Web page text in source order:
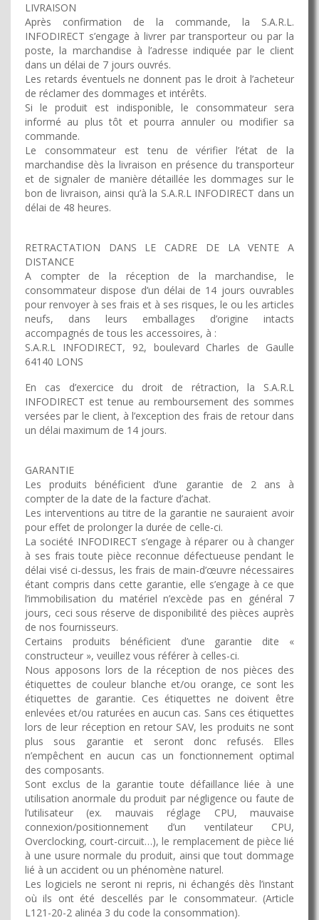
LIVRAISON
Après confirmation de la commande, la S.A.R.L.
INFODIRECT s’engage à livrer par transporteur ou par la
poste, la marchandise à l’adresse indiquée par le client
dans un délai de 7 jours ouvrés.
Les retards éventuels ne donnent pas le droit à l’acheteur
de réclamer des dommages et intérêts.
Si le produit est indisponible, le consommateur sera
informé au plus tôt et pourra annuler ou modifier sa
commande.
Le consommateur est tenu de vérifier l’état de la
marchandise dès la livraison en présence du transporteur
et de signaler de manière détaillée les dommages sur le
bon de livraison, ainsi qu’à la S.A.R.L INFODIRECT dans un
délai de 48 heures.
RETRACTATION DANS LE CADRE DE LA VENTE A
DISTANCE
A compter de la réception de la marchandise, le
consommateur dispose d’un délai de 14 jours ouvrables
pour renvoyer à ses frais et à ses risques, le ou les articles
neufs, dans leurs emballages d’origine intacts
accompagnés de tous les accessoires, à :
S.A.R.L INFODIRECT, 92, boulevard Charles de Gaulle
64140 LONS
En cas d’exercice du droit de rétraction, la S.A.R.L
INFODIRECT est tenue au remboursement des sommes
versées par le client, à l’exception des frais de retour dans
un délai maximum de 14 jours.
GARANTIE
Les produits bénéficient d’une garantie de 2 ans à
compter de la date de la facture d’achat.
Les interventions au titre de la garantie ne sauraient avoir
pour effet de prolonger la durée de celle-ci.
La société INFODIRECT s’engage à réparer ou à changer
à ses frais toute pièce reconnue défectueuse pendant le
délai visé ci-dessus, les frais de main-d’œuvre nécessaires
étant compris dans cette garantie, elle s’engage à ce que
l’immobilisation du matériel n’excède pas en général 7
jours, ceci sous réserve de disponibilité des pièces auprès
de nos fournisseurs.
Certains produits bénéficient d’une garantie dite «
constructeur », veuillez vous référer à celles-ci.
Nous apposons lors de la réception de nos pièces des
étiquettes de couleur blanche et/ou orange, ce sont les
étiquettes de garantie. Ces étiquettes ne doivent être
enlevées et/ou raturées en aucun cas. Sans ces étiquettes
lors de leur réception en retour SAV, les produits ne sont
plus sous garantie et seront donc refusés. Elles
n’empêchent en aucun cas un fonctionnement optimal
des composants.
Sont exclus de la garantie toute défaillance liée à une
utilisation anormale du produit par négligence ou faute de
l’utilisateur (ex. mauvais réglage CPU, mauvaise
connexion/positionnement d’un ventilateur CPU,
Overclocking, court-circuit…), le remplacement de pièce lié
à une usure normale du produit, ainsi que tout dommage
lié à un accident ou un phénomène naturel.
Les logiciels ne seront ni repris, ni échangés dès l’instant
où ils ont été descellés par le consommateur. (Article
L121-20-2 alinéa 3 du code la consommation).